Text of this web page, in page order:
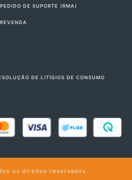
PEDIDO DE SUPORTE (RMA)
REVENDA
DE LITÍGIOS DE CONSUMO
os direitos reservados.